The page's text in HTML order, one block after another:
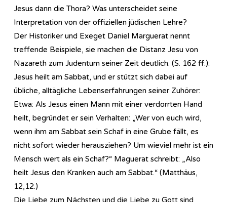
Jesus dann die Thora? Was unterscheidet seine
Interpretation von der offiziellen jüdischen Lehre?
Der Historiker und Exeget Daniel Marguerat nennt
treffende Beispiele, sie machen die Distanz Jesu von
Nazareth zum Judentum seiner Zeit deutlich. (S. 162 ff.):
Jesus heilt am Sabbat, und er stützt sich dabei auf
übliche, alltägliche Lebenserfahrungen seiner Zuhörer:
Etwa: Als Jesus einen Mann mit einer verdorrten Hand
heilt, begründet er sein Verhalten: „Wer von euch wird,
wenn ihm am Sabbat sein Schaf in eine Grube fällt, es
nicht sofort wieder herausziehen? Um wieviel mehr ist ein
Mensch wert als ein Schaf?“ Maguerat schreibt: „Also
heilt Jesus den Kranken auch am Sabbat.“ (Matthäus,
12,12.)
Die Liebe zum Nächsten und die Liebe zu Gott sind